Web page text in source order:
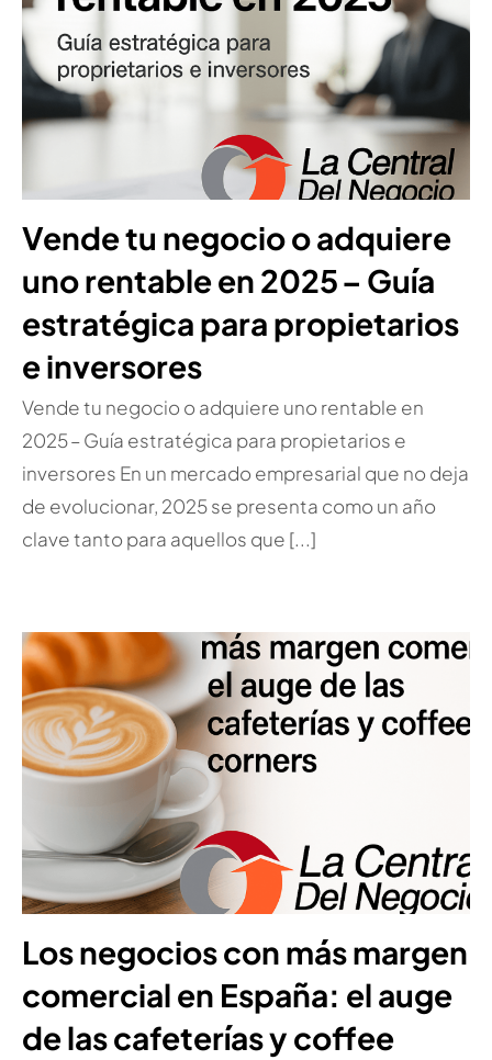
Vende tu negocio o adquiere
uno rentable en 2025 – Guía
estratégica para propietarios
e inversores
Vende tu negocio o adquiere uno rentable en
2025 – Guía estratégica para propietarios e
inversores En un mercado empresarial que no deja
de evolucionar, 2025 se presenta como un año
clave tanto para aquellos que [...]
Los negocios con más margen
comercial en España: el auge
de las cafeterías y coffee